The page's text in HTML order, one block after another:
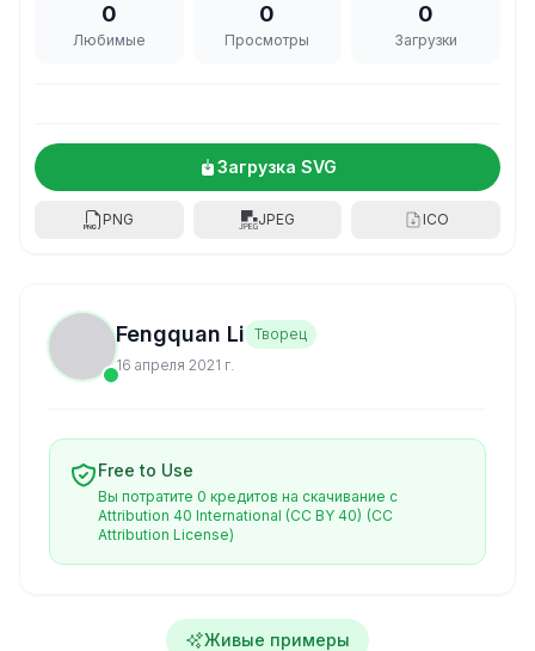
0
Любимые
0
Просмотры
0
Загрузки
Загрузка SVG
PNG JPEG ICO
Fengquan Li Творец
16 апреля 2021 г.
Free to Use
Вы потратите 0 кредитов на скачивание с
Attribution 40 International (CC BY 40) (CC
Attribution License)
Живые примеры